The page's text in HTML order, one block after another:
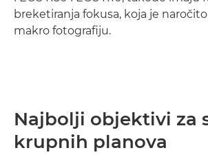
breketiranja fokusa, koja je
makro fotografiju.
Najbolji objektivi za
krupnih planova